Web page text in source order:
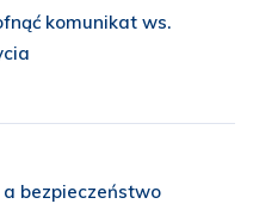
komunikat ws.
bezpieczeństwo